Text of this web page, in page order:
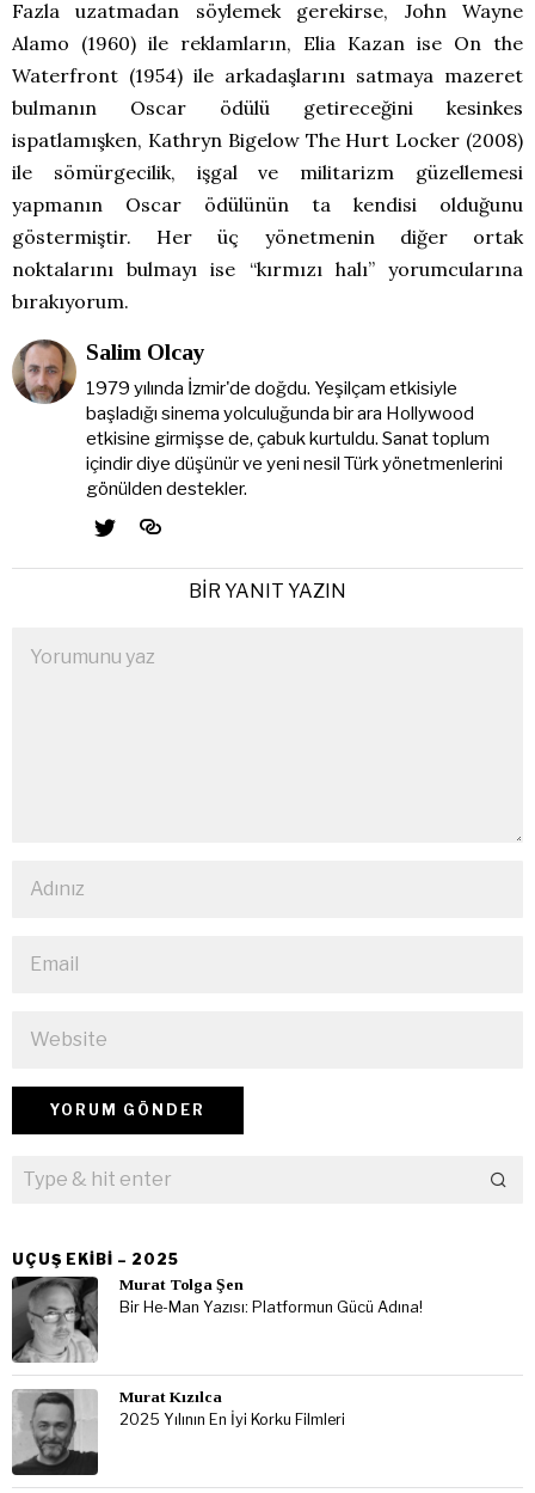
Fazla uzatmadan söylemek gerekirse, John Wayne
Alamo (1960) ile reklamların, Elia Kazan ise On the
Waterfront (1954) ile arkadaşlarını satmaya mazeret
bulmanın Oscar ödülü getireceğini kesinkes
ispatlamışken, Kathryn Bigelow The Hurt Locker (2008)
ile sömürgecilik, işgal ve militarizm güzellemesi
yapmanın Oscar ödülünün ta kendisi olduğunu
göstermiştir. Her üç yönetmenin diğer ortak
noktalarını bulmayı ise “kırmızı halı” yorumcularına
bırakıyorum.
Salim Olcay
1979 yılında İzmir'de doğdu. Yeşilçam etkisiyle
başladığı sinema yolculuğunda bir ara Hollywood
etkisine girmişse de, çabuk kurtuldu. Sanat toplum
içindir diye düşünür ve yeni nesil Türk yönetmenlerini
gönülden destekler.
BIR YANIT YAZIN
UÇUŞ EKIBI – 2025
Murat Tolga Şen
Bir He-Man Yazısı: Platformun Gücü Adına!
Murat Kızılca
2025 Yılının En İyi Korku Filmleri